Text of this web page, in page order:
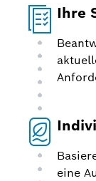
Ihre
eine